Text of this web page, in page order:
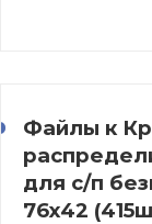
Файлы к
для с/п
76х42